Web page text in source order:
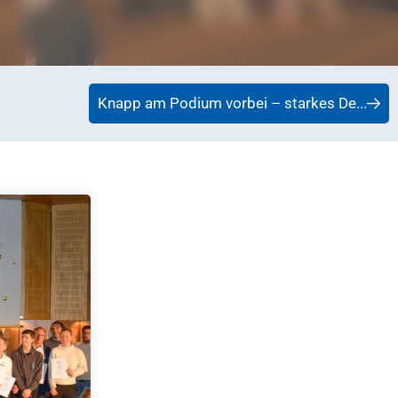
Knapp am Podium vorbei – starkes De...